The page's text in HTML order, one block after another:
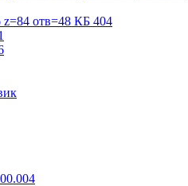
z=84 отв=48 КБ 404